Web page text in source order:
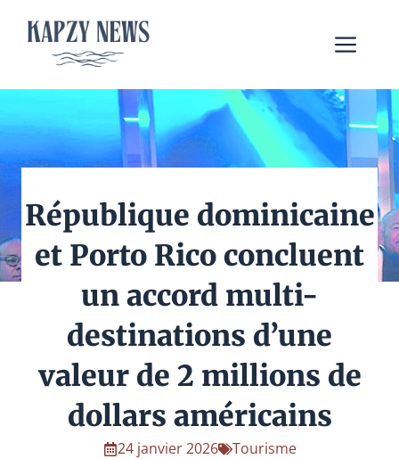
contenu
République dominicaine
et Porto Rico concluent
un accord multi-
destinations d’une
valeur de 2 millions de
dollars américains
24 janvier 2026 Tourisme